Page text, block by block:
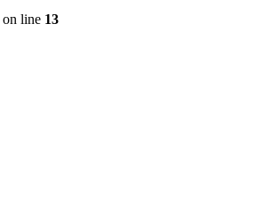
on line 13